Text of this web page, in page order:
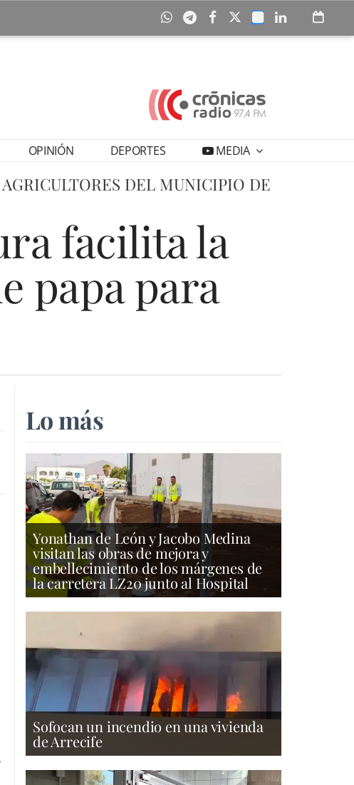
OPINIÓN DEPORTES MEDIA
DEL MUNICIPIO DE
facilita la
papa para
Lo más
Yonathan de León y Jacobo Medina
visitan las obras de mejora y
embellecimiento de los márgenes de
la carretera LZ20 junto al Hospital
Sofocan un incendio en una vivienda
de Arrecife